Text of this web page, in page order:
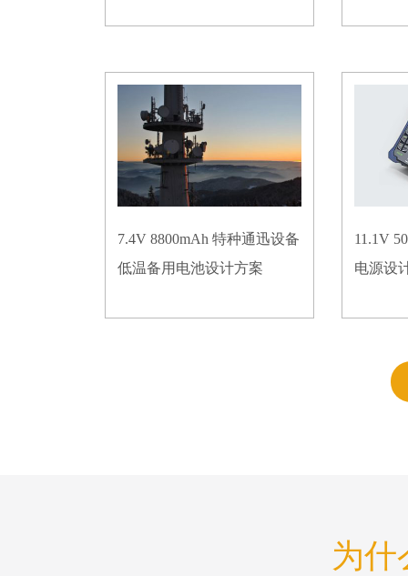
7.4V 8800mAh 特种通迅设备
低温备用电池设计方案
11.1V
电源设
为什